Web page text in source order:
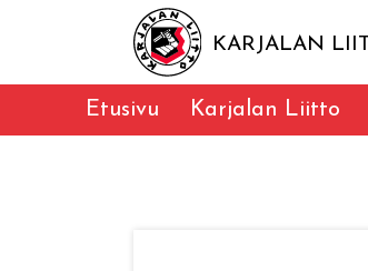
KARJALAN
Etusivu Karjalan Liitto